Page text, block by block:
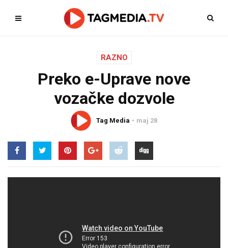
RAZNO
Preko e-Uprave nove
vozačke dozvole
Tag Media maj 28